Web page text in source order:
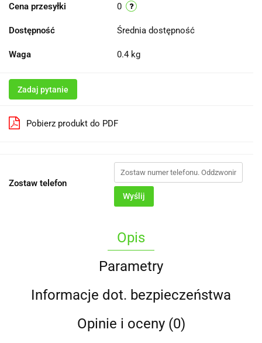
Cena przesyłki 0
Dostępność Średnia dostępność
Waga 0.4 kg
Zadaj pytanie
Pobierz produkt do PDF
Zostaw telefon
Wyślij
Opis
Parametry
Informacje dot. bezpieczeństwa
Opinie i oceny (0)